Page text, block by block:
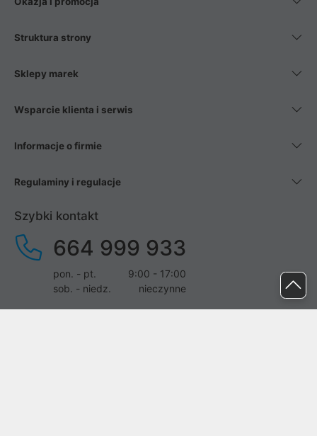
Struktura strony
Sklepy marek
Wsparcie klienta i serwis
Informacje o firmie
Regulaminy i regulacje
Szybki kontakt
664 999 933
pon. - pt.
9:00 - 17:00
sob. - niedz.
nieczynne